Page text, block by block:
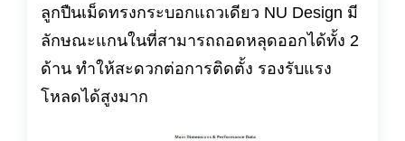
ลูกปืนเม็ดทรงกระบอกแถวเดียว NU Design มี
ลักษณะแกนในที่สามารถถอดหลุดออกได้ทั้ง 2
ด้าน ทำให้สะดวกต่อการติดตั้ง รองรับแรง
โหลดได้สูงมาก